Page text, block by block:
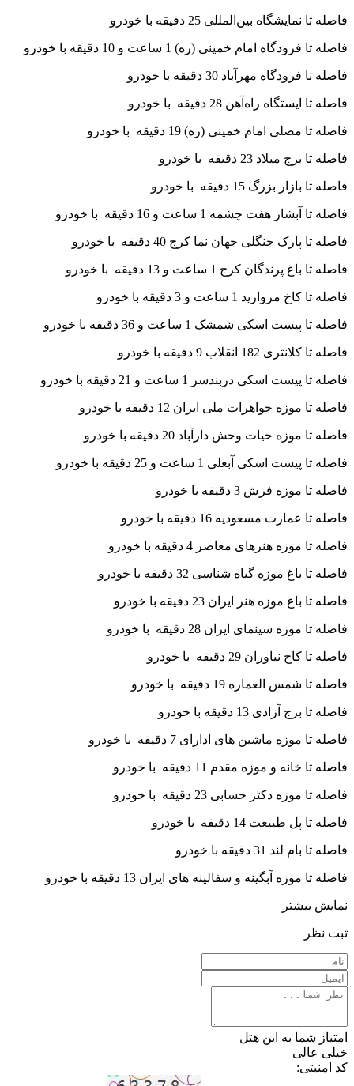
فاصله تا نمایشگاه بین‌المللی 25 دقیقه با خودرو
فاصله تا فرودگاه امام خمینی (ره) 1 ساعت و 10 دقیقه با خودرو
فاصله تا فرودگاه مهرآباد 30 دقیقه با خودرو
فاصله تا ایستگاه راه‌آهن 28 دقیقه با خودرو
فاصله تا مصلی امام خمینی (ره) 19 دقیقه با خودرو
فاصله تا برج میلاد 23 دقیقه با خودرو
فاصله تا بازار بزرگ 15 دقیقه با خودرو
فاصله تا آبشار هفت چشمه 1 ساعت و 16 دقیقه با خودرو
فاصله تا پارک جنگلی جهان نما کرج 40 دقیقه با خودرو
فاصله تا باغ پرندگان کرج 1 ساعت و 13 دقیقه با خودرو
فاصله تا کاخ مروارید 1 ساعت و 3 دقیقه با خودرو
فاصله تا پیست اسکی شمشک 1 ساعت و 36 دقیقه با خودرو
فاصله تا کلانتری 182 انقلاب 9 دقیقه با خودرو
فاصله تا پیست اسکی دربندسر 1 ساعت و 21 دقیقه با خودرو
فاصله تا موزه جواهرات ملی ایران 12 دقیقه با خودرو
فاصله تا موزه حیات وحش دارآباد 20 دقیقه با خودرو
فاصله تا پیست اسکی آبعلی 1 ساعت و 25 دقیقه با خودرو
فاصله تا موزه فرش 3 دقیقه با خودرو
فاصله تا عمارت مسعودیه 16 دقیقه با خودرو
فاصله تا موزه هنرهای معاصر 4 دقیقه با خودرو
فاصله تا باغ موزه گیاه شناسی 32 دقیقه با خودرو
فاصله تا باغ موزه هنر ایران 23 دقیقه با خودرو
فاصله تا موزه سینمای ایران 28 دقیقه با خودرو
فاصله تا کاخ نیاوران 29 دقیقه با خودرو
فاصله تا شمس العماره 19 دقیقه با خودرو
فاصله تا برج آزادی 13 دقیقه با خودرو
فاصله تا موزه ماشین های ادارای 7 دقیقه با خودرو
فاصله تا خانه و موزه مقدم 11 دقیقه با خودرو
فاصله تا موزه دکتر حسابی 23 دقیقه با خودرو
فاصله تا پل طبیعت 14 دقیقه با خودرو
فاصله تا بام لند 31 دقیقه با خودرو
فاصله تا موزه آبگینه و سفالینه های ایران 13 دقیقه با خودرو
نمایش بیشتر
ثبت نظر
امتیاز شما به این هتل
خیلی عالی
کد امنیتی: